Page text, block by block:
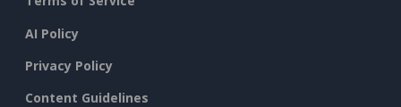
AI Policy
Privacy Policy
Content Guidelines